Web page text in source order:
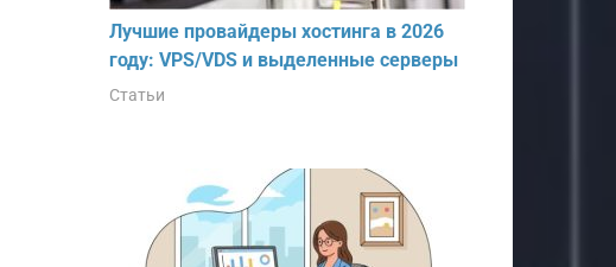
Лучшие провайдеры хостинга в 2026
году: VPS/VDS и выделенные серверы
Статьи